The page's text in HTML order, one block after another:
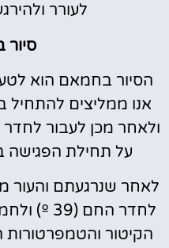
לעורר
הסיור בחמאם הוא
אנו ממליצים
על תחילת הפגישה
לאחר שנרגעתם והעור
הקיטור והטמפרטורות